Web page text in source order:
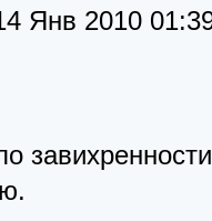
Янв 2010